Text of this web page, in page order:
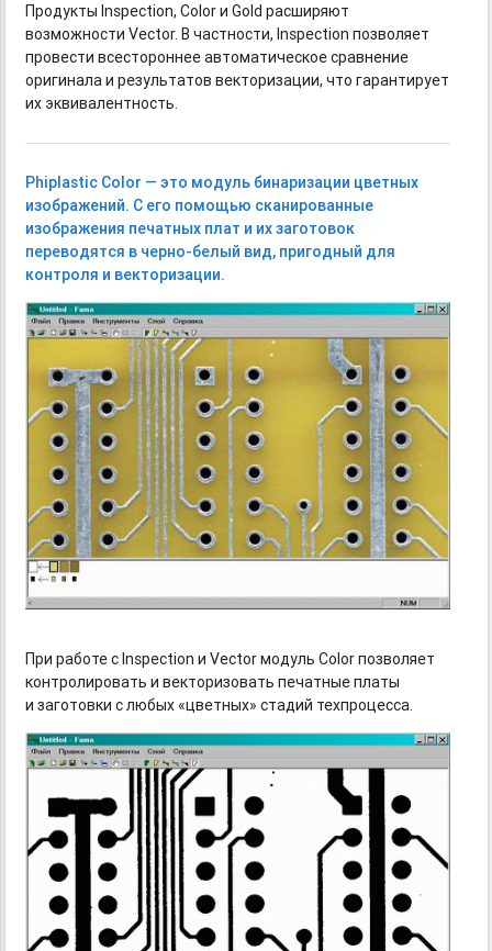
Продукты Inspection, Color и Gold расширяют
возможности Vector. В частности, Inspection позволяет
провести всестороннее автоматическое сравнение
оригинала и результатов векторизации, что гарантирует
их эквивалентность.
Phiplastic Color — это модуль бинаризации цветных
изображений. С его помощью сканированные
изображения печатных плат и их заготовок
переводятся в черно-белый вид, пригодный для
контроля и векторизации.
При работе с Inspection и Vector модуль Color позволяет
контролировать и векторизовать печатные платы
и заготовки с любых «цветных» стадий техпроцесса.